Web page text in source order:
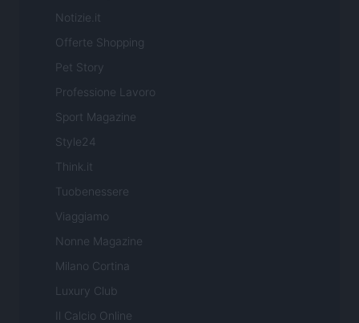
Notizie.it
Offerte Shopping
Pet Story
Professione Lavoro
Sport Magazine
Style24
Think.it
Tuobenessere
Viaggiamo
Nonne Magazine
Milano Cortina
Luxury Club
Il Calcio Online